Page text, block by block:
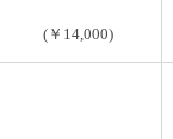
(￥14,000)